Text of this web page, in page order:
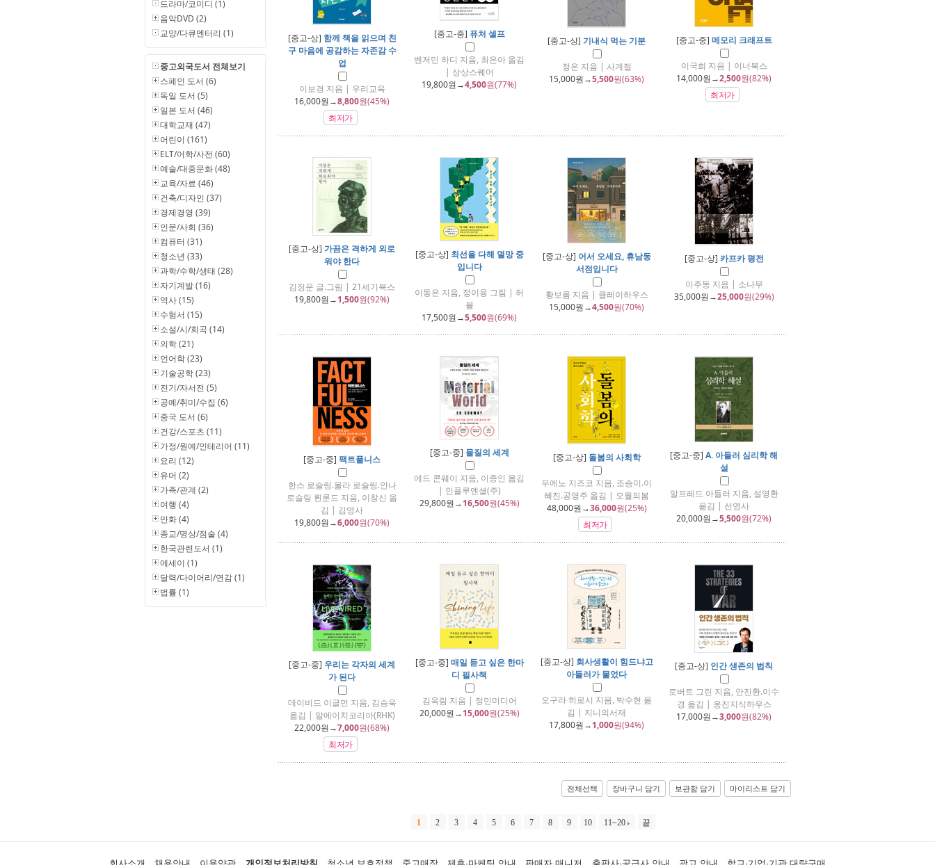
드라마/코미디 (1)
음악DVD (2)
교양/다큐멘터리 (1)
중고외국도서 전체보기
스페인 도서 (6)
독일 도서 (5)
일본 도서 (46)
대학교재 (47)
어린이 (161)
ELT/어학/사전 (60)
예술/대중문화 (48)
교육/자료 (46)
건축/디자인 (37)
경제경영 (39)
인문/사회 (36)
컴퓨터 (31)
청소년 (33)
과학/수학/생태 (28)
자기계발 (16)
역사 (15)
수험서 (15)
소설/시/희곡 (14)
의학 (21)
언어학 (23)
기술공학 (23)
전기/자서전 (5)
공예/취미/수집 (6)
중국 도서 (6)
건강/스포츠 (11)
가정/원예/인테리어 (11)
요리 (12)
유머 (2)
가족/관계 (2)
여행 (4)
만화 (4)
종교/명상/점술 (4)
한국관련도서 (1)
에세이 (1)
달력/다이어리/연감 (1)
법률 (1)
[중고-상] 함께 책을 읽으며 친
구 마음에 공감하는 자존감 수
업
이보경 지음 | 우리교육
16,000원→8,800원(45%)
최저가
[중고-중] 퓨처 셀프
벤저민 하디 지음, 최은아 옮김
| 상상스퀘어
19,800원→4,500원(77%)
[중고-상] 기내식 먹는 기분
정은 지음 | 사계절
15,000원→5,500원(63%)
[중고-중] 메모리 크래프트
이국희 지음 | 이너북스
14,000원→2,500원(82%)
최저가
[중고-상] 가끔은 격하게 외로
워야 한다
김정운 글.그림 | 21세기북스
19,800원→1,500원(92%)
[중고-상] 최선을 다해 멸망 중
입니다
이동은 지음, 정이용 그림 | 허
블
17,500원→5,500원(69%)
[중고-상] 어서 오세요, 휴남동
서점입니다
황보름 지음 | 클레이하우스
15,000원→4,500원(70%)
[중고-상] 카프카 평전
이주동 지음 | 소나무
35,000원→25,000원(29%)
[중고-중] 팩트풀니스
한스 로슬링.올라 로슬링.안나
로슬링 뢴룬드 지음, 이창신 옮
김 | 김영사
19,800원→6,000원(70%)
[중고-중] 물질의 세계
에드 콘웨이 지음, 이종인 옮김
| 인플루엔셜(주)
29,800원→16,500원(45%)
[중고-상] 돌봄의 사회학
우에노 지즈코 지음, 조승미.이
혜진.공영주 옮김 | 오월의봄
48,000원→36,000원(25%)
최저가
[중고-중] A. 아들러 심리학 해
설
알프레드 아들러 지음, 설영환
옮김 | 선영사
20,000원→5,500원(72%)
[중고-중] 우리는 각자의 세계
가 된다
데이비드 이글먼 지음, 김승욱
옮김 | 알에이치코리아(RHK)
22,000원→7,000원(68%)
최저가
[중고-중] 매일 듣고 싶은 한마
디 필사책
김옥림 지음 | 정민미디어
20,000원→15,000원(25%)
[중고-상] 회사생활이 힘드냐고
아들러가 물었다
오구라 히로시 지음, 박수현 옮
김 | 지니의서재
17,800원→1,000원(94%)
[중고-상] 인간 생존의 법칙
로버트 그린 지음, 안진환.이수
경 옮김 | 웅진지식하우스
17,000원→3,000원(82%)
전체선택 장바구니 담기 보관함 담기 마이리스트 담기
1 2 3 4 5 6 7 8 9 10 11~20 끝